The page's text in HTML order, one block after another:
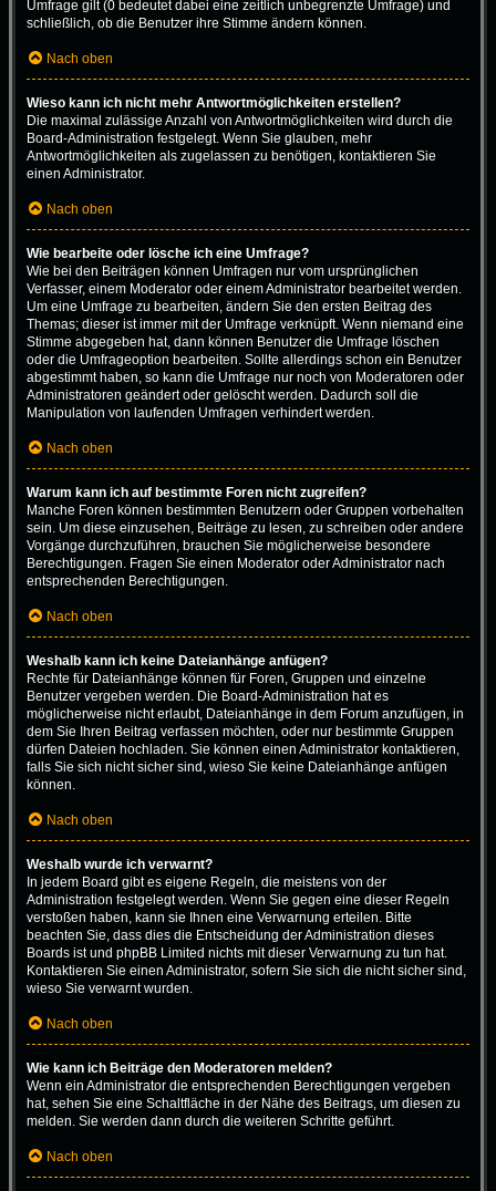
Umfrage gilt (0 bedeutet dabei eine zeitlich unbegrenzte Umfrage) und
schließlich, ob die Benutzer ihre Stimme ändern können.
Nach oben
Wieso kann ich nicht mehr Antwortmöglichkeiten erstellen?
Die maximal zulässige Anzahl von Antwortmöglichkeiten wird durch die
Board-Administration festgelegt. Wenn Sie glauben, mehr
Antwortmöglichkeiten als zugelassen zu benötigen, kontaktieren Sie
einen Administrator.
Nach oben
Wie bearbeite oder lösche ich eine Umfrage?
Wie bei den Beiträgen können Umfragen nur vom ursprünglichen
Verfasser, einem Moderator oder einem Administrator bearbeitet werden.
Um eine Umfrage zu bearbeiten, ändern Sie den ersten Beitrag des
Themas; dieser ist immer mit der Umfrage verknüpft. Wenn niemand eine
Stimme abgegeben hat, dann können Benutzer die Umfrage löschen
oder die Umfrageoption bearbeiten. Sollte allerdings schon ein Benutzer
abgestimmt haben, so kann die Umfrage nur noch von Moderatoren oder
Administratoren geändert oder gelöscht werden. Dadurch soll die
Manipulation von laufenden Umfragen verhindert werden.
Nach oben
Warum kann ich auf bestimmte Foren nicht zugreifen?
Manche Foren können bestimmten Benutzern oder Gruppen vorbehalten
sein. Um diese einzusehen, Beiträge zu lesen, zu schreiben oder andere
Vorgänge durchzuführen, brauchen Sie möglicherweise besondere
Berechtigungen. Fragen Sie einen Moderator oder Administrator nach
entsprechenden Berechtigungen.
Nach oben
Weshalb kann ich keine Dateianhänge anfügen?
Rechte für Dateianhänge können für Foren, Gruppen und einzelne
Benutzer vergeben werden. Die Board-Administration hat es
möglicherweise nicht erlaubt, Dateianhänge in dem Forum anzufügen, in
dem Sie Ihren Beitrag verfassen möchten, oder nur bestimmte Gruppen
dürfen Dateien hochladen. Sie können einen Administrator kontaktieren,
falls Sie sich nicht sicher sind, wieso Sie keine Dateianhänge anfügen
können.
Nach oben
Weshalb wurde ich verwarnt?
In jedem Board gibt es eigene Regeln, die meistens von der
Administration festgelegt werden. Wenn Sie gegen eine dieser Regeln
verstoßen haben, kann sie Ihnen eine Verwarnung erteilen. Bitte
beachten Sie, dass dies die Entscheidung der Administration dieses
Boards ist und phpBB Limited nichts mit dieser Verwarnung zu tun hat.
Kontaktieren Sie einen Administrator, sofern Sie sich die nicht sicher sind,
wieso Sie verwarnt wurden.
Nach oben
Wie kann ich Beiträge den Moderatoren melden?
Wenn ein Administrator die entsprechenden Berechtigungen vergeben
hat, sehen Sie eine Schaltfläche in der Nähe des Beitrags, um diesen zu
melden. Sie werden dann durch die weiteren Schritte geführt.
Nach oben